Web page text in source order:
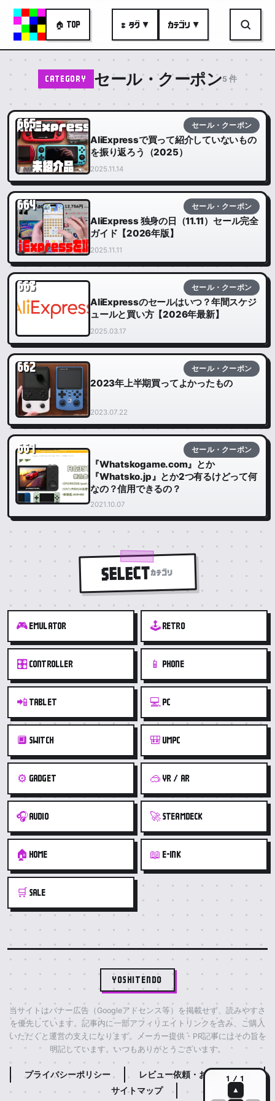
🏠 TOP # タグ ▼ カテゴリ ▼
CATEGORY セール・クーポン5 件
665 セール・クーポン
AliExpressで買って紹介していないもの
を振り返ろう（2025）
2025.11.14
664 セール・クーポン
AliExpress 独身の日（11.11）セール完全
ガイド【2026年版】
2025.11.11
663 セール・クーポン
AliExpressのセールはいつ？年間スケジ
ュールと買い方【2026年最新】
2025.03.17
662 セール・クーポン
2023年上半期買ってよかったもの
2023.07.22
661 セール・クーポン
『Whatskogame.com』とか
『Whatsko.jp』とか2つ有るけどって何
なの？信用できるの？
2021.10.07
SELECTカテゴリ
🎮 EMULATOR 🕹️ RETRO
🎛️ CONTROLLER 📱 PHONE
📲 TABLET 💻 PC
🔲 SWITCH 🎒 UMPC
⚙️ GADGET 🥽 VR / AR
🎧 AUDIO 🚀 STEAMDECK
🏠 HOME 📖 E-INK
🛒 SALE
YOSHITENDO
当サイトはバナー広告（Googleアドセンス等）を掲載せず、読みやすさ
を優先しています。記事内に一部アフィリエイトリンクを含み、ご購入
いただくと運営の支えになります。メーカー提供・PR記事にはその旨を
明記しています。いつもありがとうございます。
プライバシーポリシー
レビュー依頼・お問い合わせ
サイトマップ
1 / 1
▲